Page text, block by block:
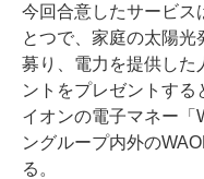
今回合意したサービス
とつで、家庭の太陽
募り、電力を提供した
ントをプレゼントする
イオンの電子マネー「
ングループ内外の
る。